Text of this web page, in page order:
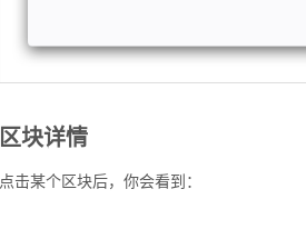
区块详情
点击某个区块后，你会看到：